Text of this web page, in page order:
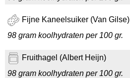
Fijne Kaneelsuiker (Van Gilse)
98 gram koolhydraten per 100 gr.
Fruithagel (Albert Heijn)
98 gram koolhydraten per 100 gr.